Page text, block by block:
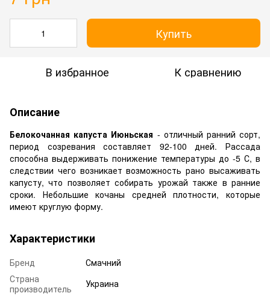
Купить
В избранное К сравнению
Описание
Белокочанная капуста Июньская - отличный ранний сорт,
период созревания составляет 92-100 дней. Рассада
способна выдерживать понижение температуры до -5 С, в
следствии чего возникает возможность рано высаживать
капусту, что позволяет собирать урожай также в ранние
сроки. Небольшие кочаны средней плотности, которые
имеют круглую форму.
Характеристики
Бренд
Смачний
Страна
производитель
Украина